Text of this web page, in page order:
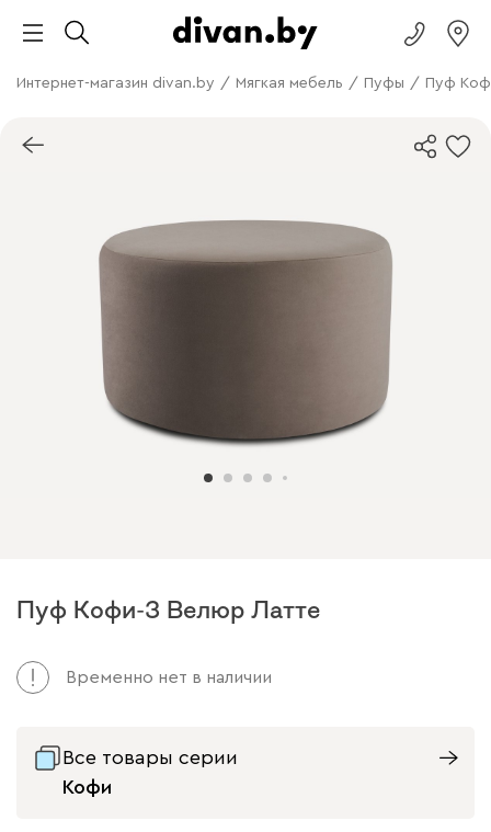
Интернет-магазин divan.by / Мягкая мебель / Пуфы / Пуф
Пуф Кофи-3 Велюр Латте
Временно нет в наличии
Все товары серии
Кофи